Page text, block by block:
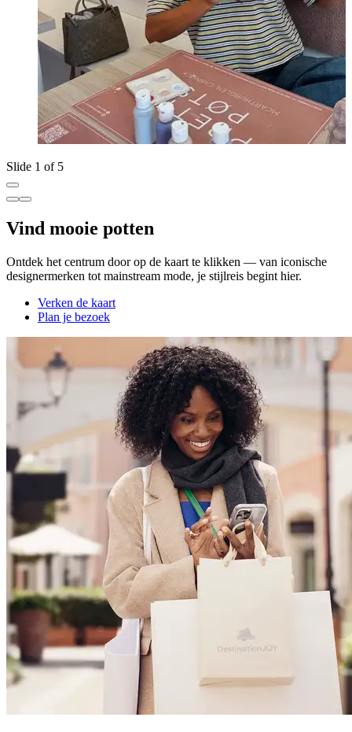
Slide 1 of 5
Vind mooie potten
Ontdek het centrum door op de kaart te klikken — van iconische
designermerken tot mainstream mode, je stijlreis begint hier.
Verken de kaart
Plan je bezoek